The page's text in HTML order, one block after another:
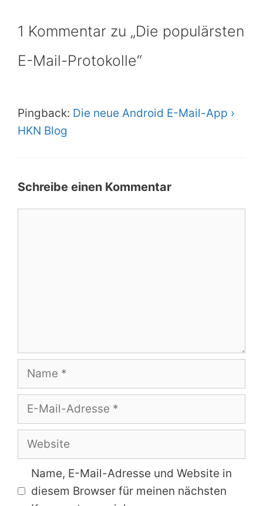
1 Kommentar zu „Die populärsten
E-Mail-Protokolle“
Pingback: Die neue Android E-Mail-App ›
HKN Blog
Schreibe einen Kommentar
Name
E-
Mail-
Adresse
Website
Name, E-Mail-Adresse und Website in
diesem Browser für meinen nächsten